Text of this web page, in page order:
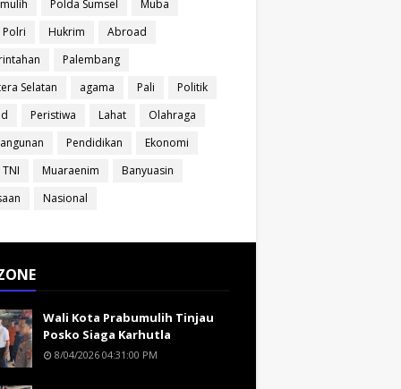
Polda Sumsel
Muba
Hukrim
Abroad
Palembang
Selatan
agama Pali
Politik
Peristiwa Lahat
Olahraga
Pendidikan
Ekonomi
Muaraenim
Banyuasin
Nasional
Wali Kota Prabumulih Tinjau
Posko Siaga Karhutla
8/04/2026 04:31:00 PM